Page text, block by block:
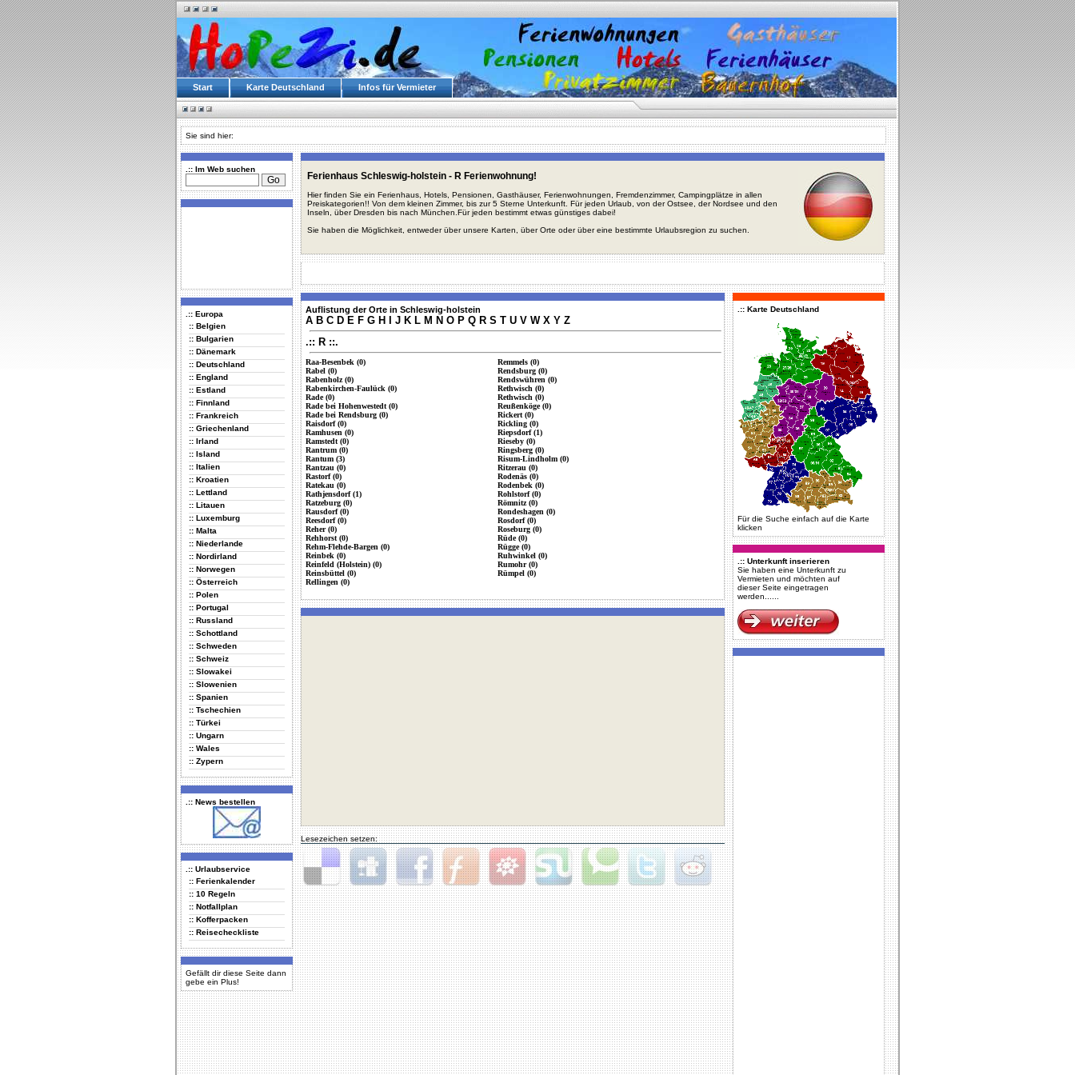
Start Karte Deutschland Infos für Vermieter
Sie sind hier:
.:: Im Web suchen
.:: Europa
:: Belgien
:: Bulgarien
:: Dänemark
:: Deutschland
:: England
:: Estland
:: Finnland
:: Frankreich
:: Griechenland
:: Irland
:: Island
:: Italien
:: Kroatien
:: Lettland
:: Litauen
:: Luxemburg
:: Malta
:: Niederlande
:: Nordirland
:: Norwegen
:: Österreich
:: Polen
:: Portugal
:: Russland
:: Schottland
:: Schweden
:: Schweiz
:: Slowakei
:: Slowenien
:: Spanien
:: Tschechien
:: Türkei
:: Ungarn
:: Wales
:: Zypern
.:: News bestellen
.:: Urlaubservice
:: Ferienkalender
:: 10 Regeln
:: Notfallplan
:: Kofferpacken
:: Reisecheckliste
Gefällt dir diese Seite dann
gebe ein Plus!
Ferienhaus Schleswig-holstein - R Ferienwohnung!
Hier finden Sie ein Ferienhaus, Hotels, Pensionen, Gasthäuser, Ferienwohnungen, Fremdenzimmer, Campingplätze in allen
Preiskategorien!! Von dem kleinen Zimmer, bis zur 5 Sterne Unterkunft. Für jeden Urlaub, von der Ostsee, der Nordsee und den
Inseln, über Dresden bis nach München.Für jeden bestimmt etwas günstiges dabei!
Sie haben die Möglichkeit, entweder über unsere Karten, über Orte oder über eine bestimmte Urlaubsregion zu suchen.
Auflistung der Orte in Schleswig-holstein
A B C D E F G H J K L M N O P Q R S T U V W X Y Z
.:: R ::.
Raa-Besenbek (0)
Rabel (0)
Rabenholz (0)
Rabenkirchen-Faulück (0)
Rade (0)
Rade bei Hohenwestedt (0)
Rade bei Rendsburg (0)
Raisdorf (0)
Ramhusen (0)
Ramstedt (0)
Rantrum (0)
Rantum (3)
Rantzau (0)
Rastorf (0)
Ratekau (0)
Rathjensdorf (1)
Ratzeburg (0)
Rausdorf (0)
Reesdorf (0)
Reher (0)
Rehhorst (0)
Rehm-Flehde-Bargen (0)
Reinbek (0)
Reinfeld (Holstein) (0)
Reinsbüttel (0)
Rellingen (0)
Remmels (0)
Rendsburg (0)
Rendswühren (0)
Rethwisch (0)
Rethwisch (0)
Reußenköge (0)
Rickert (0)
Rickling (0)
Riepsdorf (1)
Rieseby (0)
Ringsberg (0)
Risum-Lindholm (0)
Ritzerau (0)
Rodenäs (0)
Rodenbek (0)
Rohlstorf (0)
Römnitz (0)
Rondeshagen (0)
Rosdorf (0)
Roseburg (0)
Rüde (0)
Rügge (0)
Ruhwinkel (0)
Rumohr (0)
Rümpel (0)
Lesezeichen setzen:
Delicious Digg Facebook Furl StudiVZ StumbleUponTechnorati Twitter Reddit
.:: Karte Deutschland
Für die Suche einfach auf die Karte
klicken
.:: Unterkunft inserieren
Sie haben eine Unterkunft zu
Vermieten und möchten auf
dieser Seite eingetragen
werden......